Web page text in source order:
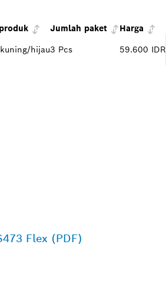
Jumlah paket Harga
hijau3 Pcs 59.600 IDR
Flex (PDF)